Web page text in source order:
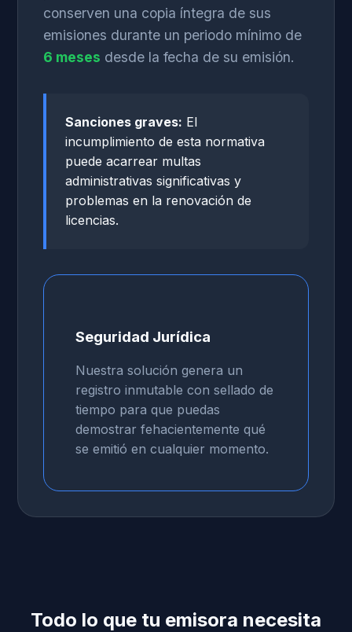
conserven una copia íntegra de sus
emisiones durante un periodo mínimo de
6 meses desde la fecha de su emisión.
Sanciones graves: El
incumplimiento de esta normativa
puede acarrear multas
administrativas significativas y
problemas en la renovación de
licencias.
Seguridad Jurídica
Nuestra solución genera un
registro inmutable con sellado de
tiempo para que puedas
demostrar fehacientemente qué
se emitió en cualquier momento.
Todo lo que tu emisora necesita